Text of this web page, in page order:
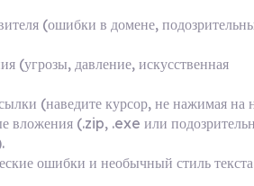
(ошибки в домене,
(угрозы, давление, искусственная
(наведите курсор, не нажимая на
вложения (.zip, .exe или
ошибки и необычный стиль